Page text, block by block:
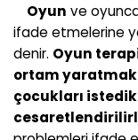
Oyun ve
ifade etmelerine
denir. Oyun
ortam yaratmak
çocukları